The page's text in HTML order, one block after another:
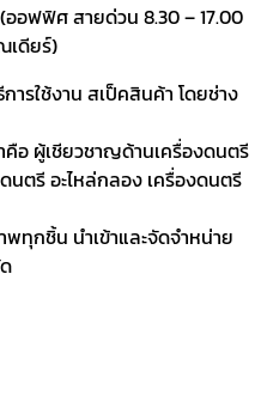
อฟฟิศ สายด่วน 8.30 – 17.00
เดียร์)
รใช้งาน สเป็คสินค้า โดยช่าง
อ ผู้เชียวชาญด้านเครื่องดนตรี
นตรี อะไหล่กลอง เครื่องดนตรี
ทุกชิ้น นำเข้าและจัดจำหน่าย